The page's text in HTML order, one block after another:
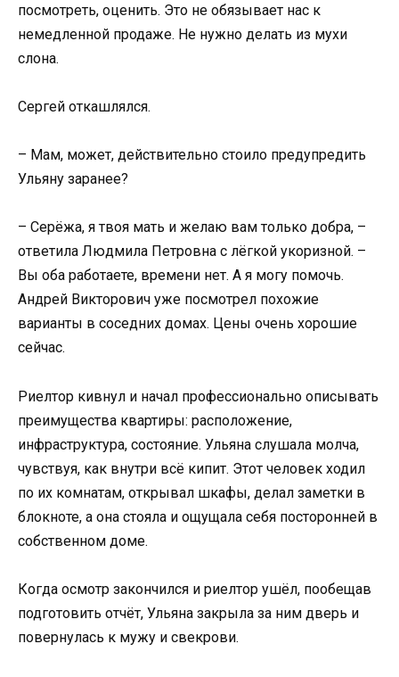
посмотреть, оценить. Это не обязывает нас к
немедленной продаже. Не нужно делать из мухи
слона.
Сергей откашлялся.
– Мам, может, действительно стоило предупредить
Ульяну заранее?
– Серёжа, я твоя мать и желаю вам только добра, –
ответила Людмила Петровна с лёгкой укоризной. –
Вы оба работаете, времени нет. А я могу помочь.
Андрей Викторович уже посмотрел похожие
варианты в соседних домах. Цены очень хорошие
сейчас.
Риелтор кивнул и начал профессионально описывать
преимущества квартиры: расположение,
инфраструктура, состояние. Ульяна слушала молча,
чувствуя, как внутри всё кипит. Этот человек ходил
по их комнатам, открывал шкафы, делал заметки в
блокноте, а она стояла и ощущала себя посторонней в
собственном доме.
Когда осмотр закончился и риелтор ушёл, пообещав
подготовить отчёт, Ульяна закрыла за ним дверь и
повернулась к мужу и свекрови.